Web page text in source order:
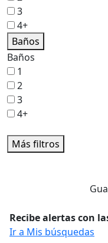
3
4+
Baños
Baños
1
2
3
4+
Más filtros
Recibe alertas con
Ir a Mis búsquedas